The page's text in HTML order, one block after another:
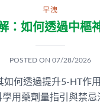
早洩
：如何透過中樞
POSTED ON 07/28/2026
何透過提升5-HT作
用藥劑量指引與禁忌